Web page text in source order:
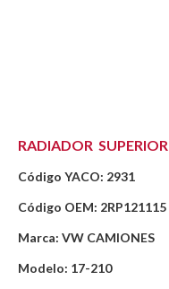
RADIADOR SUPERIOR
Código YACO: 2931
Código OEM: 2RP121115
Marca: VW CAMIONES
Modelo: 17-210